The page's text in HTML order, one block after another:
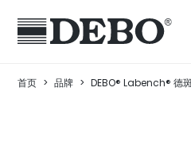
首页 > 品牌 > DEBO® Labench® 德